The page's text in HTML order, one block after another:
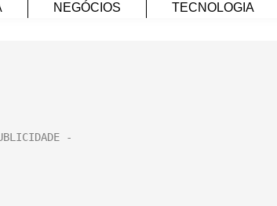
NEGÓCIOS TECNOLOGIA